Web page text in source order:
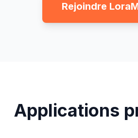
Rejoindre
Applications